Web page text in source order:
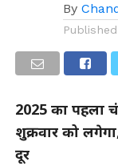
By
2025 का पहला
शुक्रवार को
दूर